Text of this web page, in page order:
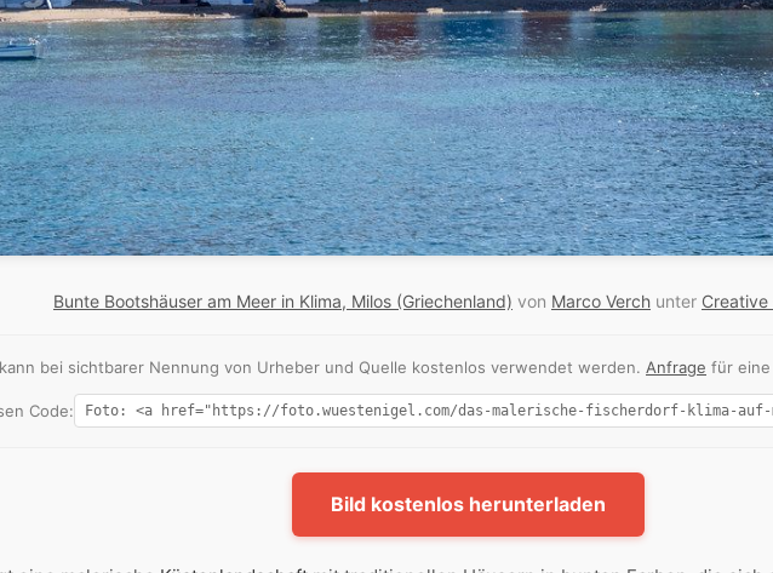
Bunte Bootshäuser am Meer in Klima, Milos (Griechenland) von Marco Verch unter Creative
bei sichtbarer Nennung von Urheber und Quelle kostenlos verwendet werden. Anfrage für
Code:
Bild kostenlos herunterladen